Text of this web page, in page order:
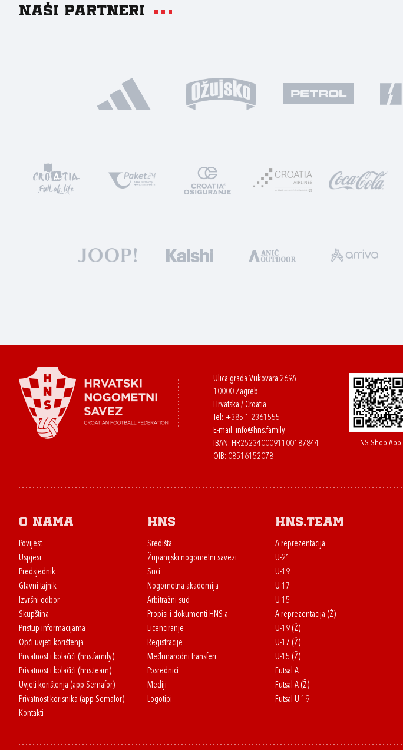
Naši partneri
Ulica grada Vukovara 269A
10000 Zagreb
Hrvatska / Croatia
Tel: +385 1 2361555
E-mail: info@hns.family
IBAN: HR2523400091100187844
OIB: 08516152078
HNS Shop App
O nama
Povijest
Uspjesi
Predsjednik
Glavni tajnik
Izvršni odbor
Skupština
Pristup informacijama
Opći uvjeti korištenja
Privatnost i kolačići (hns.family)
Privatnost i kolačići (hns.team)
Uvjeti korištenja (app Semafor)
Privatnost korisnika (app Semafor)
Kontakti
HNS
Središta
Županijski nogometni savezi
Suci
Nogometna akademija
Arbitražni sud
Propisi i dokumenti HNS-a
Licenciranje
Registracije
Međunarodni transferi
Posrednici
Mediji
Logotipi
HNS.team
A reprezentacija
U-21
U-19
U-17
U-15
A reprezentacija (Ž)
U-19 (Ž)
U-17 (Ž)
U-15 (Ž)
Futsal A
Futsal A (Ž)
Futsal U-19